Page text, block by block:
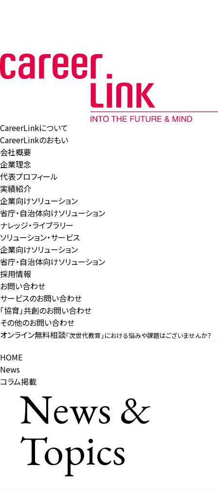
CareerLinkについて
CareerLinkのおもい
会社概要
企業理念
代表プロフィール
実績紹介
企業向けソリューション
省庁・自治体向けソリューション
ナレッジ・ライブラリー
ソリューション・サービス
企業向けソリューション
省庁・自治体向けソリューション
採用情報
お問い合わせ
サービスのお問い合わせ
「協育」共創のお問い合わせ
その他のお問い合わせ
オンライン無料相談「次世代教育」における悩みや課題はございませんか？
HOME
News
コラム掲載News &
Topics